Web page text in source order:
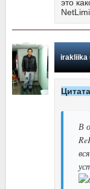
это
irakliika
В